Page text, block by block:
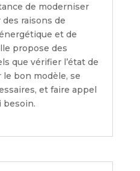
de moderniser
raisons de
et de
propose des
que vérifier l’état de
le bon modèle, se
et faire appel
besoin.